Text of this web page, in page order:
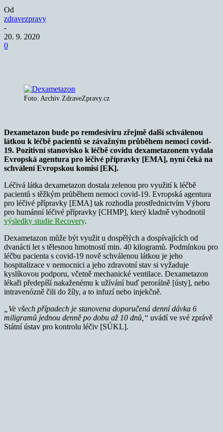
Od
zdravezpravy
-
20. 9. 2020
0
Foto: Archiv ZdraveZpravy.cz
Dexametazon bude po remdesiviru zřejmě další schválenou
látkou k léčbě pacientů se závažným průběhem nemoci covid-
19. Pozitivní stanovisko k léčbě covidu dexametazonem vydala
Evropská agentura pro léčivé přípravky [EMA], nyní čeká na
schválení Evropskou komisí [EK].
Léčivá látka dexametazon dostala zelenou pro využití k léčbě
pacientů s těžkým průběhem nemoci covid-19. Evropská agentura
pro léčivé přípravky [EMA] tak rozhodla prostřednictvím Výboru
pro humánní léčivé přípravky [CHMP], který kladně vyhodnotil
výsledky studie Recovery.
Dexametazon může být využit u dospělých a dospívajících od
dvanácti let s tělesnou hmotností min. 40 kilogramů. Podmínkou pro
léčbu pacienta s covid-19 nově schválenou látkou je jeho
hospitalizace v nemocnici a jeho zdravotní stav si vyžaduje
kyslíkovou podporu, včetně mechanické ventilace. Dexametazon
lékaři předepíší nakaženému k užívání buď perorálně [ústy], nebo
intravenózně čili do žíly, a to infuzí nebo injekčně.
„Ve všech případech je stanovena doporučená denní dávka 6
miligramů jednou denně po dobu až 10 dnů,“ uvádí ve své zprávě
Státní ústav pro kontrolu léčiv [SÚKL].